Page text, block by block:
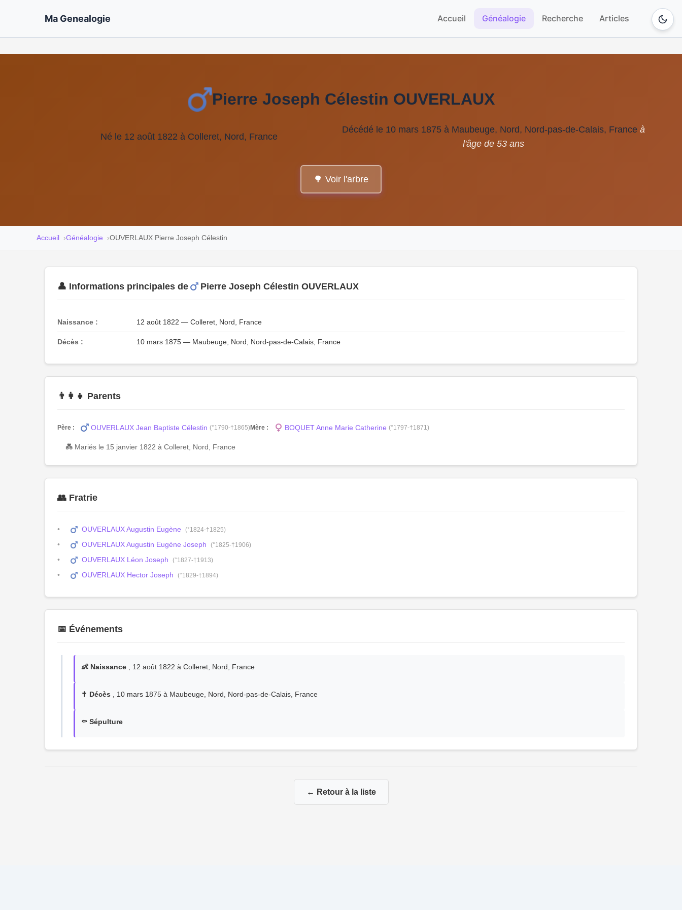
Ma Genealogie Accueil Généalogie Recherche Articles
Pierre Joseph Célestin OUVERLAUX
Né le 12 août 1822 à Colleret, Nord, France
Décédé le 10 mars 1875 à Maubeuge, Nord, Nord-pas-de-Calais, France à
l'âge de 53 ans
🌳 Voir l'arbre
Accueil Généalogie OUVERLAUX Pierre Joseph Célestin
👤 Informations principales de Pierre Joseph Célestin OUVERLAUX
Naissance : 12 août 1822 — Colleret, Nord, France
Décès : 10 mars 1875 — Maubeuge, Nord, Nord-pas-de-Calais, France
👨‍👩‍👧 Parents
Père : OUVERLAUX Jean Baptiste Célestin (°1790-†1865)Mère : BOQUET Anne Marie Catherine (°1797-†1871)
💑 Mariés le 15 janvier 1822 à Colleret, Nord, France
👥 Fratrie
OUVERLAUX Augustin Eugène (°1824-†1825)
OUVERLAUX Augustin Eugène Joseph (°1825-†1906)
OUVERLAUX Léon Joseph (°1827-†1913)
OUVERLAUX Hector Joseph (°1829-†1894)
📅 Événements
👶 Naissance , 12 août 1822 à Colleret, Nord, France
✝️ Décès , 10 mars 1875 à Maubeuge, Nord, Nord-pas-de-Calais, France
⚰️ Sépulture
← Retour à la liste